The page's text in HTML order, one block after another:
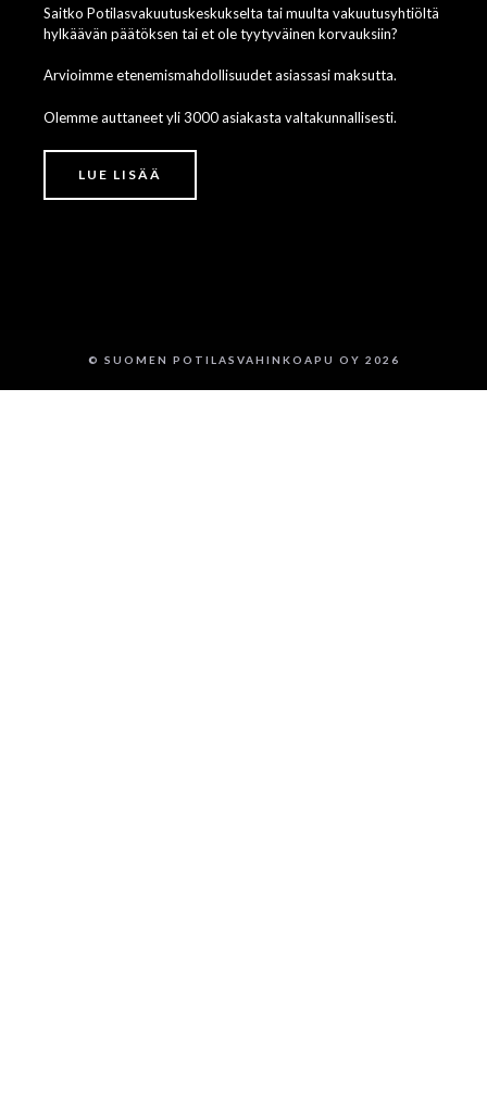
Saitko Potilasvakuutuskeskukselta tai muulta vakuutusyhtiöltä
hylkäävän päätöksen tai et ole tyytyväinen korvauksiin?
Arvioimme etenemismahdollisuudet asiassasi maksutta.
Olemme auttaneet yli 3000 asiakasta valtakunnallisesti.
LUE LISÄÄ
© SUOMEN POTILASVAHINKOAPU OY 2026